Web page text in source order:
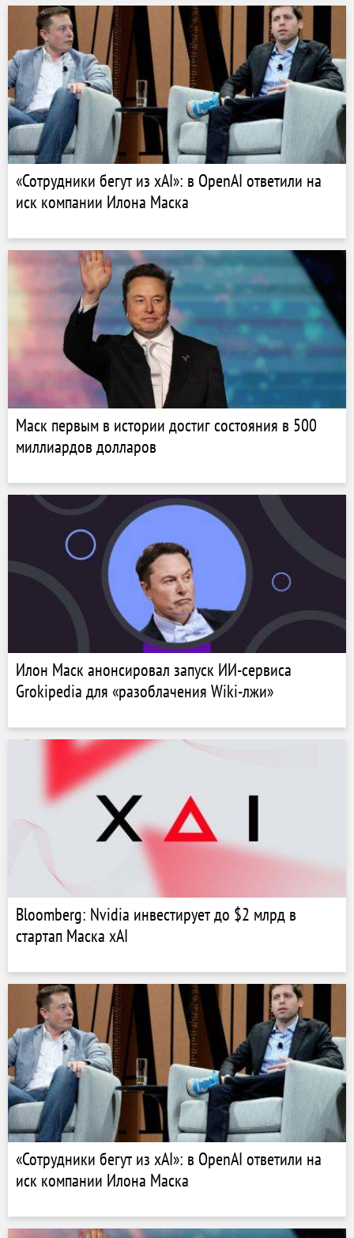
«Сотрудники бегут из xAI»: в OpenAI ответили на
иск компании Илона Маска
Маск первым в истории достиг состояния в 500
миллиардов долларов
Илон Маск анонсировал запуск ИИ-сервиса
Grokipedia для «разоблачения Wiki-лжи»
Bloomberg: Nvidia инвестирует до $2 млрд в
стартап Маска xAI
«Сотрудники бегут из xAI»: в OpenAI ответили на
иск компании Илона Маска